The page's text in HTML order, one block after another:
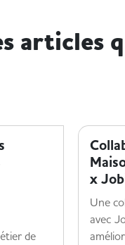
articles
de
x
Une
avec